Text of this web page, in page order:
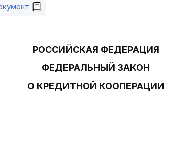
РОССИЙСКАЯ ФЕДЕРАЦИЯ
ФЕДЕРАЛЬНЫЙ ЗАКОН
О КРЕДИТНОЙ КООПЕРАЦИИ